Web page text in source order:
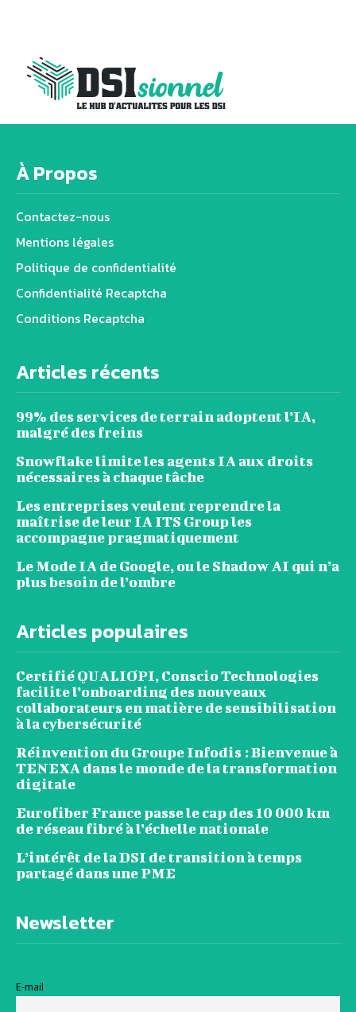
À Propos
Contactez-nous
Mentions légales
Politique de confidentialité
Confidentialité Recaptcha
Conditions Recaptcha
Articles récents
99% des services de terrain adoptent l’IA,
malgré des freins
Snowflake limite les agents IA aux droits
nécessaires à chaque tâche
Les entreprises veulent reprendre la
maîtrise de leur IA ITS Group les
accompagne pragmatiquement
Le Mode IA de Google, ou le Shadow AI qui n’a
plus besoin de l’ombre
Articles populaires
Certifié QUALIOPI, Conscio Technologies
facilite l’onboarding des nouveaux
collaborateurs en matière de sensibilisation
à la cybersécurité
Réinvention du Groupe Infodis : Bienvenue à
TENEXA dans le monde de la transformation
digitale
Eurofiber France passe le cap des 10 000 km
de réseau fibré à l’échelle nationale
L’intérêt de la DSI de transition à temps
partagé dans une PME
Newsletter
E-mail